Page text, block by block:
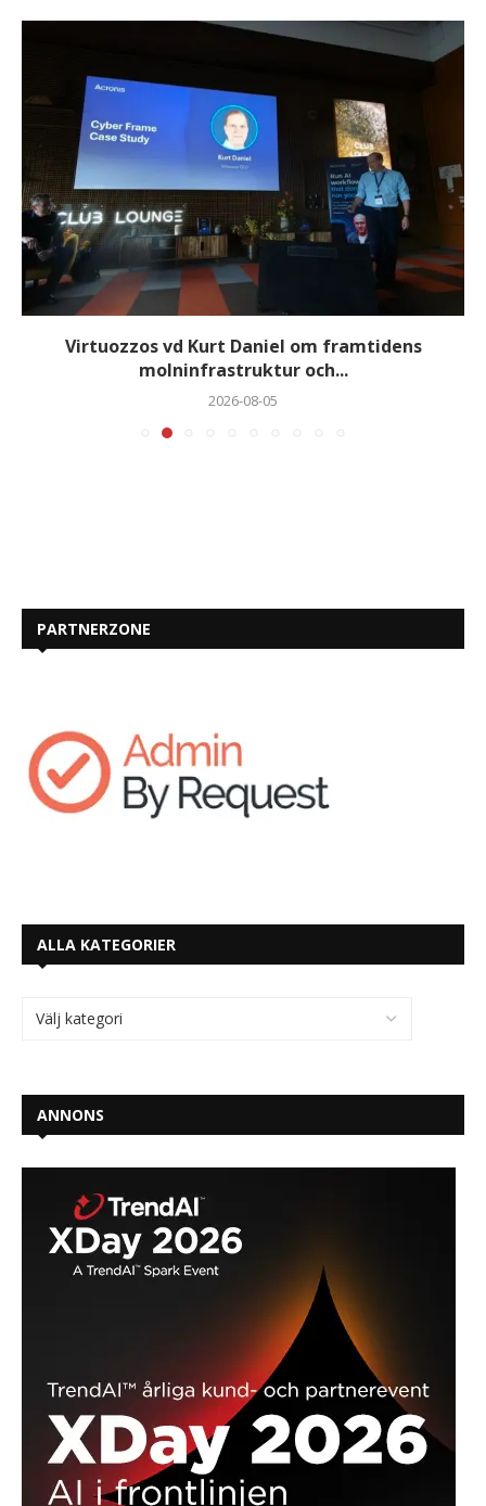
Virtuozzos vd Kurt Daniel om framtidens
molninfrastruktur och...
2026-08-05
PARTNERZONE
ALLA KATEGORIER
ANNONS